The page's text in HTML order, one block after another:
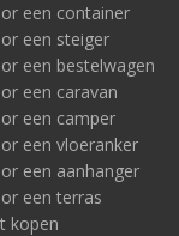
een container
een steiger
een bestelwagen
een caravan
een camper
een vloeranker
een aanhanger
een terras
kopen